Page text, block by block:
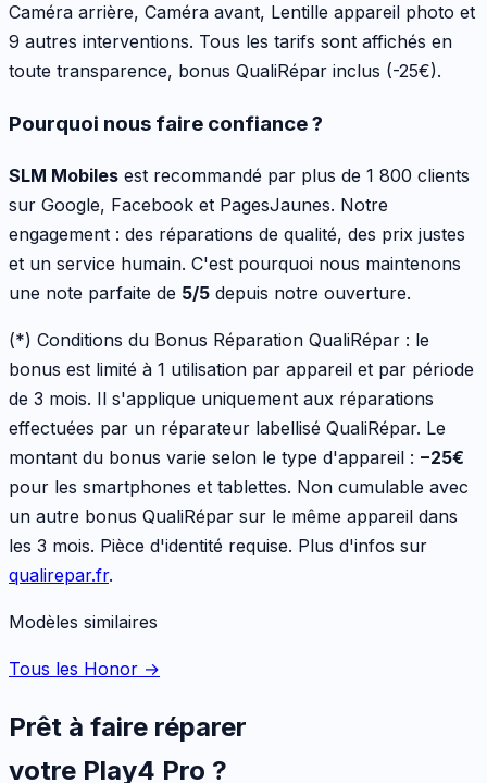
Caméra arrière, Caméra avant, Lentille appareil photo et
9 autres interventions. Tous les tarifs sont affichés en
toute transparence, bonus QualiRépar inclus (-25€).
Pourquoi nous faire confiance ?
SLM Mobiles est recommandé par plus de 1 800 clients
sur Google, Facebook et PagesJaunes. Notre
engagement : des réparations de qualité, des prix justes
et un service humain. C'est pourquoi nous maintenons
une note parfaite de 5/5 depuis notre ouverture.
(*) Conditions du Bonus Réparation QualiRépar : le
bonus est limité à 1 utilisation par appareil et par période
de 3 mois. Il s'applique uniquement aux réparations
effectuées par un réparateur labellisé QualiRépar. Le
montant du bonus varie selon le type d'appareil : −25€
pour les smartphones et tablettes. Non cumulable avec
un autre bonus QualiRépar sur le même appareil dans
les 3 mois. Pièce d'identité requise. Plus d'infos sur
qualirepar.fr.
Modèles similaires
Tous les Honor →
Prêt à faire réparer
votre Play4 Pro ?